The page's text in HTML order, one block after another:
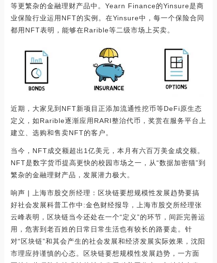
等更繁杂的金融理财产品中。Yearn Finance的Yinsure是商
业保险行业运用NFT的实例。在Yinsure中，每一个保险合同
都用NFT表明，能够在Rarible等二级市场上买卖。
近期，大家见到NFT新项目正添加流通性挖币等DeFi原生态
定义，如Rarible逐渐应用RARI整治代币，奖赏在服务平台上
建立、选购和售卖NFT的客户。
当今，NFT成交额超出1亿美元，本月有六百万美金成交额。
NFT是数字货币提高更快的校园市场之一，从“数据加密猫”到
繁杂的金融理财产品，发展潜力极大。
响声 | 上海市股交所经理：区块链要想规模性发展趋势要搞
好社会发展科普工作中:金色财经报导，上海市股交所经理张
云峰表明，区块链当今还处在一个“定义”的环节，间距完善运
用，危害到老百姓的日常日常生活也有较长的路要走。针
对“区块链”和其会产生的社会发展和经济发展实际效果，沈阳
市理应持谨慎的心态。区块链要想规模性发展趋势，一方面